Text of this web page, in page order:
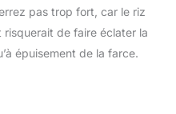
pas trop fort, car le riz
de faire éclater la
épuisement de la farce.